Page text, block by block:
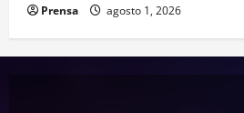
Prensa agosto 1, 2026